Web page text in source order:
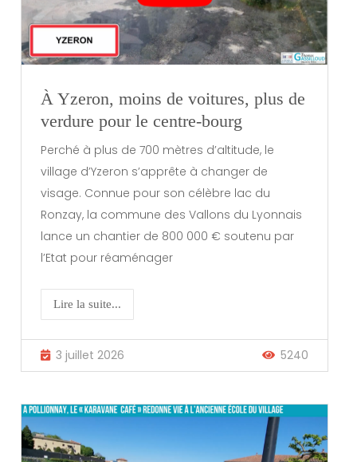
À Yzeron, moins de voitures, plus de
verdure pour le centre-bourg
Perché à plus de 700 mètres d’altitude, le
village d’Yzeron s’apprête à changer de
visage. Connue pour son célèbre lac du
Ronzay, la commune des Vallons du Lyonnais
lance un chantier de 800 000 € soutenu par
l’Etat pour réaménager
Lire la suite...
3 juillet 2026 5240